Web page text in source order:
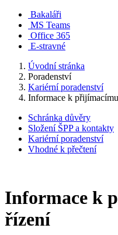
Bakaláři
MS Teams
Office 365
E-stravné
Úvodní stránka
Poradenství
Kariérní poradenství
Informace k
Schránka důvěry
Složení ŠPP a kontakty
Kariérní poradenství
Vhodné k přečtení
Informace k
řízení